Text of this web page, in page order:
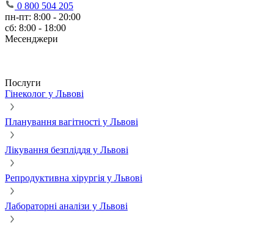
0 800 504 205
пн-пт: 8:00 - 20:00
сб: 8:00 - 18:00
Месенджери
Послуги
Гінеколог у Львові
Планування вагітності у Львові
Лікування безпліддя у Львові
Репродуктивна хірургія у Львові
Лабораторні аналізи у Львові